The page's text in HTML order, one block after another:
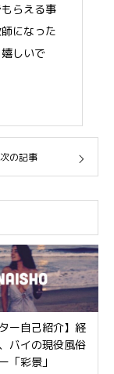
らえる事
になった
しいで
次の記事
ー自己紹介】経
バイの現役風俗
「彩景」